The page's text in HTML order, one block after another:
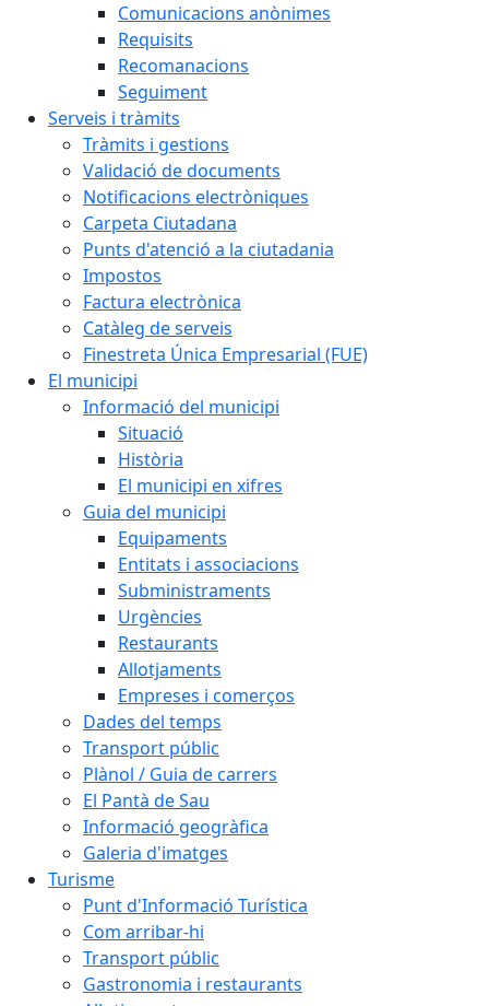
Comunicacions anònimes
Requisits
Recomanacions
Seguiment
Serveis i tràmits
Tràmits i gestions
Validació de documents
Notificacions electròniques
Carpeta Ciutadana
Punts d'atenció a la ciutadania
Impostos
Factura electrònica
Catàleg de serveis
Finestreta Única Empresarial (FUE)
El municipi
Informació del municipi
Situació
Història
El municipi en xifres
Guia del municipi
Equipaments
Entitats i associacions
Subministraments
Urgències
Restaurants
Allotjaments
Empreses i comerços
Dades del temps
Transport públic
Plànol / Guia de carrers
El Pantà de Sau
Informació geogràfica
Galeria d'imatges
Turisme
Punt d'Informació Turística
Com arribar-hi
Transport públic
Gastronomia i restaurants